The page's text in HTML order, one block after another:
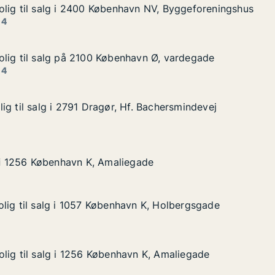
NV, Byggeforeningshus
2400 København NV, Byggeforeningshus
til salg i 2400 København NV, Byggeforeningshus
til salg i 2400 København NV, Byggeforeningshus
Ø, vardegade
2100 København Ø, vardegade
til salg på 2100 København Ø, vardegade
til salg på 2100 København Ø, vardegade
Dragør, Hf. Bachersmindevej
til salg i 2791 Dragør, Hf. Bachersmindevej
til salg i 2791 Dragør, Hf. Bachersmindevej
K, Amaliegade
København K, Amaliegade
København K, Amaliegade
Holbergsgade
1057 København K, Holbergsgade
til salg i 1057 København K, Holbergsgade
til salg i 1057 København K, Holbergsgade
K, Amaliegade
1256 København K, Amaliegade
til salg i 1256 København K, Amaliegade
til salg i 1256 København K, Amaliegade